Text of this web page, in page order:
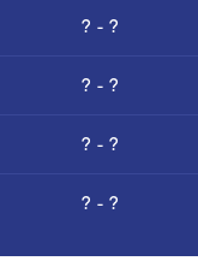
? - ?
? - ?
? - ?
? - ?